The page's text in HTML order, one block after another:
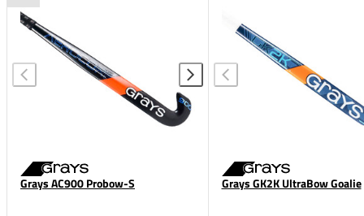
Grays AC900 Probow-S Grays GK2K UltraBow Goalie